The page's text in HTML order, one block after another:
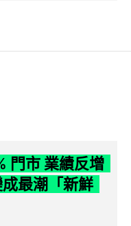
門市 業績反增
最潮「新鮮